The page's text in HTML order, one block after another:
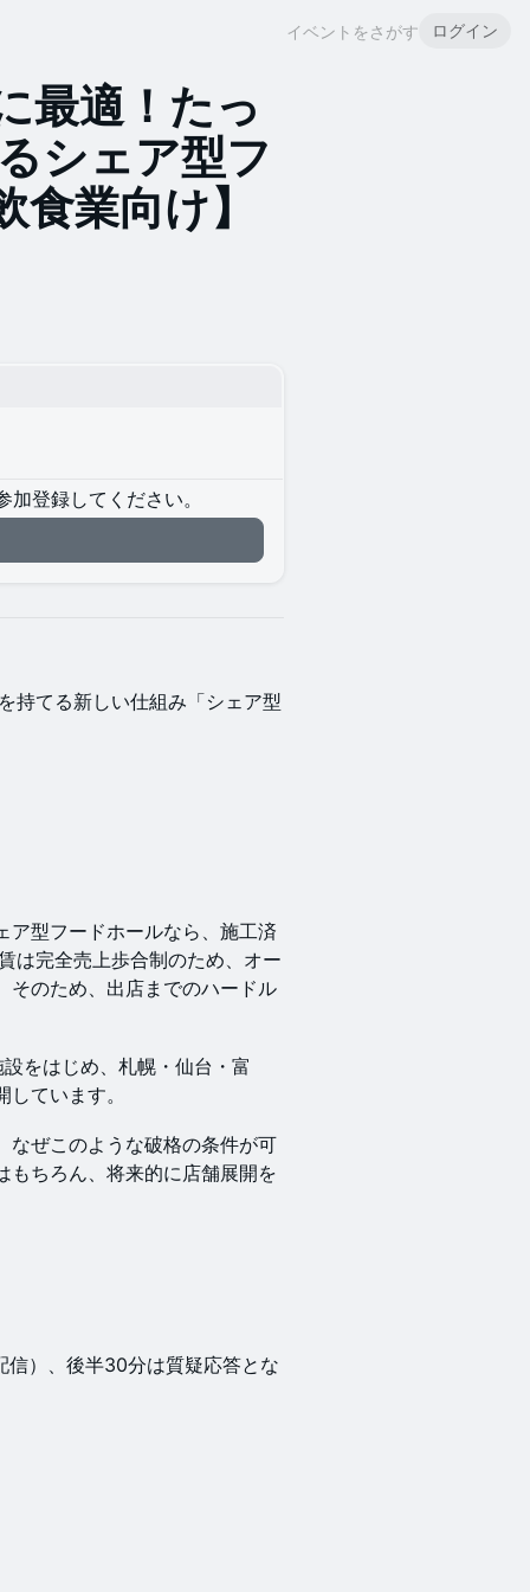
イベントをさがす ログイン
最適！たっ
シェア型フ
業向け】
登録してください。
持てる新しい仕組み「シェア型
ア型フードホールなら、施工済
は完全売上歩合制のため、オー
そのため、出店までのハードル
をはじめ、札幌・仙台・富
ています。
なぜこのような破格の条件が可
もちろん、将来的に店舗展開を
）、後半30分は質疑応答とな